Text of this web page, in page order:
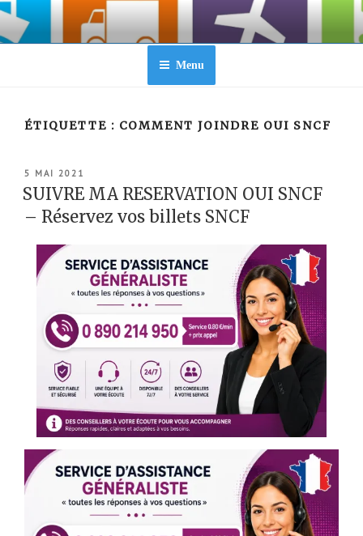
Aller
contenu
Menu
ÉTIQUETTE : COMMENT JOINDRE OUI SNCF
PUBLIÉ
LE
5 MAI 2021
SUIVRE MA RESERVATION OUI SNCF
– Réservez vos billets SNCF